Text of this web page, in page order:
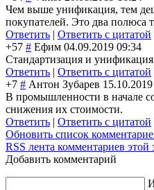
Чем выше унификация, тем
покупателей. Это два полюса
Ответить | Ответить с цитатой
+57 # Ефим 04.09.2019 09:34
Стандартизация и
Ответить | Ответить с цитатой
+7 # Антон Зубарев
В промышленности в начале
снижения их стоимости.
Ответить | Ответить с цитатой
Обновить список
RSS лента комментариев этой
Добавить комментарий